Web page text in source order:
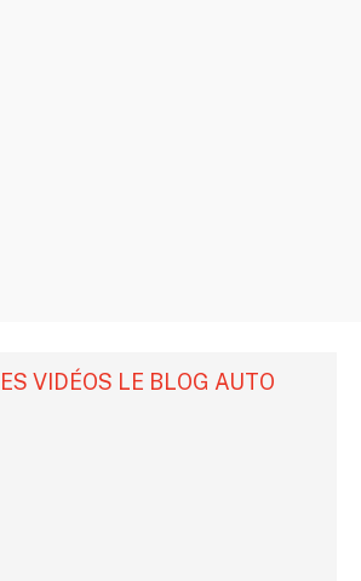
VIDÉOS LE BLOG AUTO